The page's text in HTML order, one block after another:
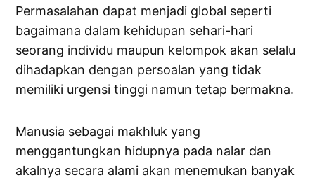
Permasalahan dapat menjadi global seperti
bagaimana dalam kehidupan sehari-hari
seorang individu maupun kelompok akan selalu
dihadapkan dengan persoalan yang tidak
memiliki urgensi tinggi namun tetap bermakna.
Manusia sebagai makhluk yang
menggantungkan hidupnya pada nalar dan
akalnya secara alami akan menemukan banyak